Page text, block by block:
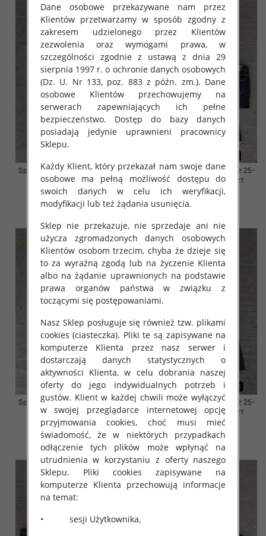
Spodnie damskie jeansy Roz 25-
30, 1 Kolor Paczka 10 szt
57.00 zł
szczegóły
Spodnie damskie jeansy Roz 25-
30, 1 Kolor Paczka 10 szt
57.00 zł
Spodnie damskie jeansy Roz 25-
30, 1 Kolor Paczka 10 szt
57.00 zł
szczegóły
Spodnie damskie jeansy Roz 25-
30, 1 Kolor Paczka 10 szt
57.00 zł
szczegóły
Dane osobowe przekazywane nam przez
Klientów przetwarzamy w sposób zgodny z
zakresem udzielonego przez Klientów
zezwolenia oraz wymogami prawa, w
szczególności zgodnie z ustawą z dnia 29
sierpnia 1997 r. o ochronie danych osobowych
(Dz. U. Nr 133, poz. 883 z późn. zm.). Dane
osobowe Klientów przechowujemy na
serwerach zapewniających ich pełne
bezpieczeństwo. Dostęp do bazy danych
posiadają jedynie uprawnieni pracownicy
Sklepu.
Każdy Klient, który przekazał nam swoje dane
osobowe ma pełną możliwość dostępu do
swoich danych w celu ich weryfikacji,
modyfikacji lub też żądania usunięcia.
Sklep nie przekazuje, nie sprzedaje ani nie
użycza zgromadzonych danych osobowych
Klientów osobom trzecim, chyba że dzieje się
to za wyraźną zgodą lub na życzenie Klienta
albo na żądanie uprawnionych na podstawie
prawa organów państwa w związku z
toczącymi się postępowaniami.
Nasz Sklep posługuje się również tzw. plikami
cookies (ciasteczka). Pliki te są zapisywane na
komputerze Klienta przez nasz serwer i
dostarczają danych statystycznych o
aktywności Klienta, w celu dobrania naszej
oferty do jego indywidualnych potrzeb i
gustów. Klient w każdej chwili może wyłączyć
w swojej przeglądarce internetowej opcję
przyjmowania cookies, choć musi mieć
świadomość, że w niektórych przypadkach
odłączenie tych plików może wpłynąć na
utrudnienia w korzystaniu z oferty naszego
Sklepu. Pliki cookies zapisywane na
komputerze Klienta przechowują informacje
na temat:
• sesji Użytkownika,